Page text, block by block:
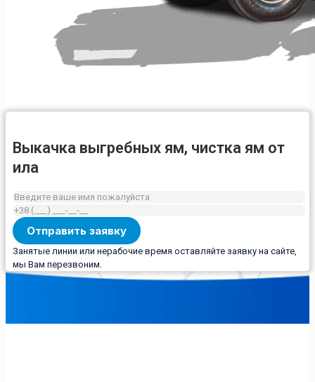
Выкачка выгребных ям, чистка ям от
ила
Занятые линии или нерабочие время оставляйте заявку на сайте,
мы Вам перезвоним.